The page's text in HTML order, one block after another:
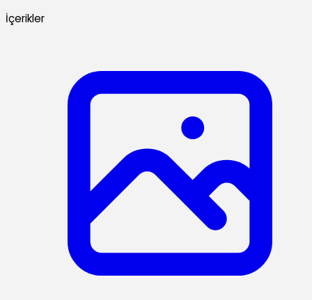
İçerikler